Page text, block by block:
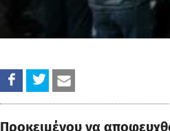
Προκειμένου να